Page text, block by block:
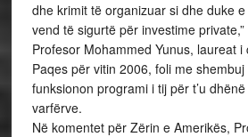
dhe krimit të organizuar si dhe duke
vend të sigurtë për investime
Profesor Mohammed Yunus, laureat i
Paqes për vitin 2006, foli me
funksionon programi i tij për t’u
varfërve.
Në komentet për Zërin e Amerikës,